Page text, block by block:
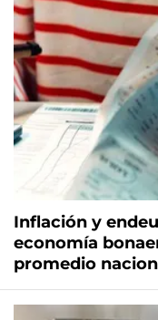
Inflación y
economía
promedio